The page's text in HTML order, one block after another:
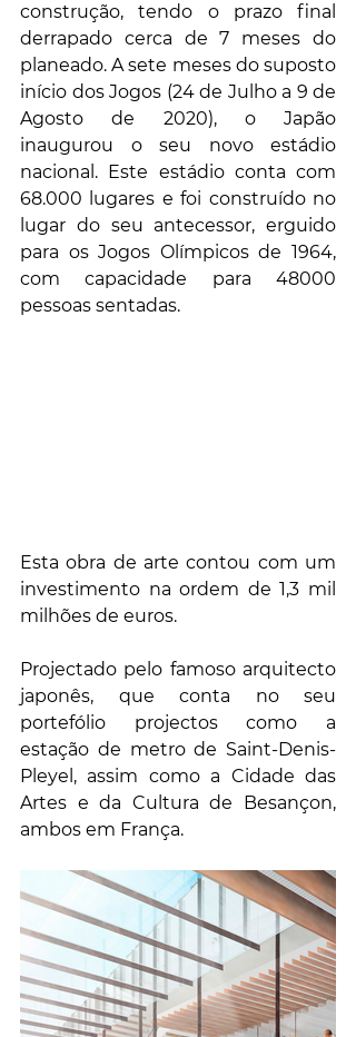
construção, tendo o prazo final
derrapado cerca de 7 meses do
planeado. A sete meses do suposto
início dos Jogos (24 de Julho a 9 de
Agosto de 2020), o Japão
inaugurou o seu novo estádio
nacional. Este estádio conta com
68.000 lugares e foi construído no
lugar do seu antecessor, erguido
para os Jogos Olímpicos de 1964,
com capacidade para 48000
pessoas sentadas.
Esta obra de arte contou com um
investimento na ordem de 1,3 mil
milhões de euros.
Projectado pelo famoso arquitecto
japonês, que conta no seu
portefólio projectos como a
estação de metro de Saint-Denis-
Pleyel, assim como a Cidade das
Artes e da Cultura de Besançon,
ambos em França.